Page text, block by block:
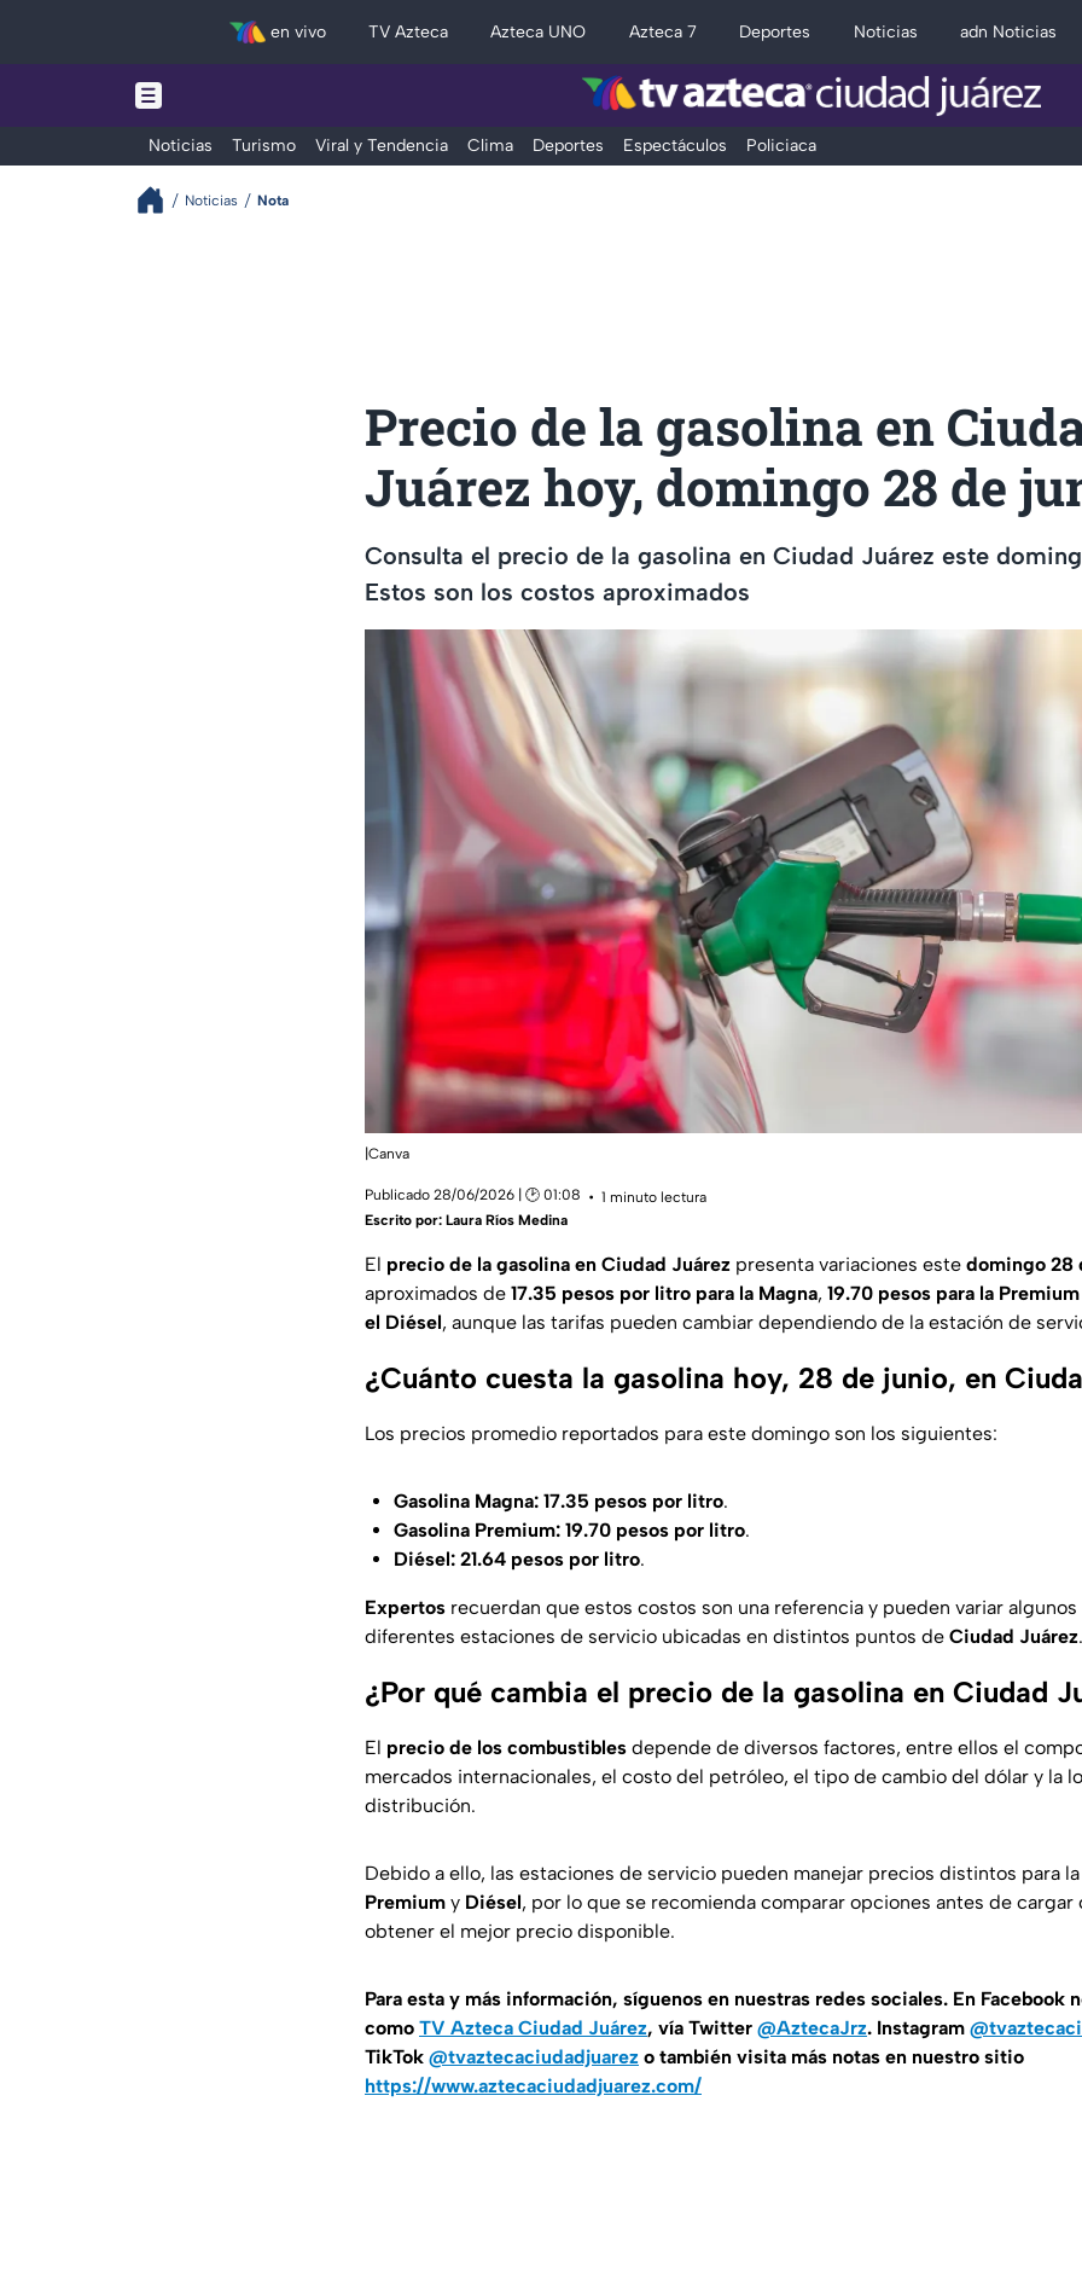
en vivo TV Azteca Azteca UNO Azteca 7 Deportes Noticias adn Noticias
Noticias Turismo Viral y Tendencia Clima Deportes Espectáculos Policiaca
Noticias Nota
Precio de la gasolina en
Juárez hoy, domingo 28 de
Consulta el precio de la gasolina en Ciudad Juárez este
Estos son los costos aproximados
|Canva
Publicado 28/06/2026 | 🕑 01:08
1 minuto lectura
Escrito por: Laura Ríos Medina
El precio de la gasolina en Ciudad Juárez presenta variaciones este domingo 28
aproximados de 17.35 pesos por litro para la Magna, 19.70 pesos para la Premium
el Diésel, aunque las tarifas pueden cambiar dependiendo de la estación de
¿Cuánto cuesta la gasolina hoy, 28 de junio, en
Los precios promedio reportados para este domingo son los siguientes:
Gasolina Magna: 17.35 pesos por litro.
Gasolina Premium: 19.70 pesos por litro.
Diésel: 21.64 pesos por litro.
Expertos recuerdan que estos costos son una referencia y pueden variar
diferentes estaciones de servicio ubicadas en distintos puntos de Ciudad Juárez.
¿Por qué cambia el precio de la gasolina en Ciudad
El precio de los combustibles depende de diversos factores, entre ellos el
mercados internacionales, el costo del petróleo, el tipo de cambio del dólar y la
distribución.
Debido a ello, las estaciones de servicio pueden manejar precios distintos para
Premium y Diésel, por lo que se recomienda comparar opciones antes de
obtener el mejor precio disponible.
Para esta y más información, síguenos en nuestras redes sociales. En Facebook
como TV Azteca Ciudad Juárez, vía Twitter @AztecaJrz. Instagram
TikTok @tvaztecaciudadjuarez o también visita más notas en nuestro sitio
https://www.aztecaciudadjuarez.com/